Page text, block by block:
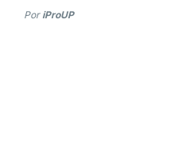
Por iProUP